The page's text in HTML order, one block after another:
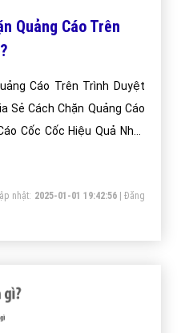
Quảng Cáo Trên
Cáo Trên Trình Duyệt
Sẻ Cách Chặn Quảng Cáo
Cốc Cốc Hiệu Quả Nhất
nhật: 2025-01-01 19:42:56|Đăng